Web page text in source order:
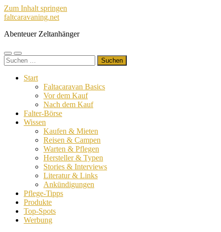
Zum Inhalt springen
faltcaravaning.net
Abenteuer Zeltanhänger
Mobile-
Menü
Suchfeld
ein-/ausblenden
Suchen
nach:
Start
Faltacaravan Basics
Vor dem Kauf
Nach dem Kauf
Falter-Börse
Wissen
Kaufen & Mieten
Reisen & Campen
Warten & Pflegen
Hersteller & Typen
Stories & Interviews
Literatur & Links
Ankündigungen
Pflege-Tipps
Produkte
Top-Spots
Werbung